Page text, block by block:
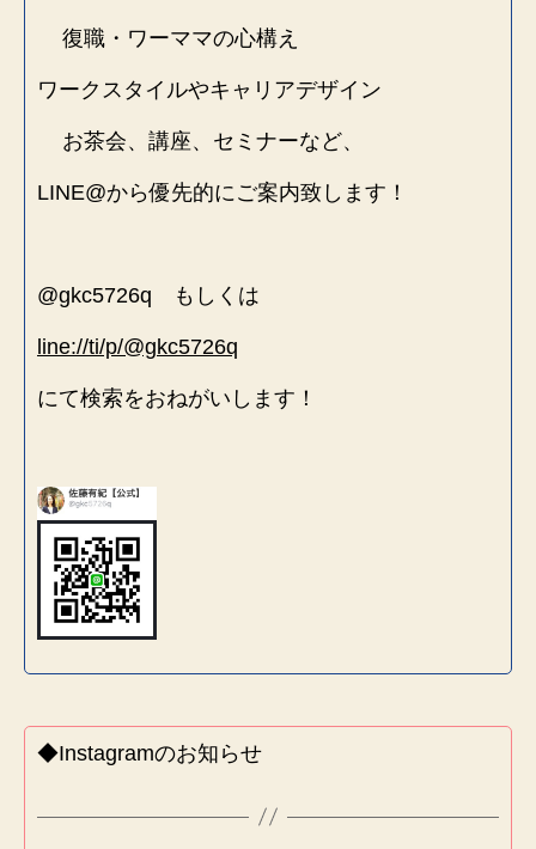
復職・ワーママの心構え
ワークスタイルやキャリアデザイン
お茶会、講座、セミナーなど、
LINE@から優先的にご案内致します！
@gkc5726q もしくは
line://ti/p/@gkc5726q
にて検索をおねがいします！
◆Instagramのお知らせ